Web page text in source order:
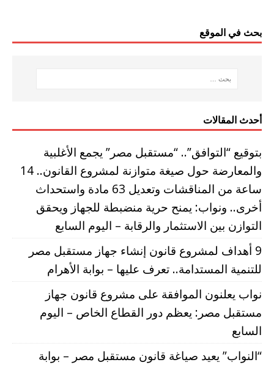
بحث في الموقع
أحدث المقالات
بتوقيع “التوافق”.. “مستقبل مصر” يجمع الأغلبية
والمعارضة حول صيغة متوازنة لمشروع القانون.. 14
ساعة من المناقشات وتعديل 63 مادة واستحداث
أخرى.. ونواب: يمنح حرية منضبطة للجهاز ويحقق
التوازن بين الاستثمار والرقابة – اليوم السابع
9 أهداف لمشروع قانون إنشاء جهاز مستقبل مصر
للتنمية المستدامة.. تعرف عليها – بوابة الأهرام
نواب يعلنون الموافقة على مشروع قانون جهاز
مستقبل مصر: يعظم دور القطاع الخاص – اليوم
السابع
“النواب” يعيد صياغة قانون مستقبل مصر – بوابة